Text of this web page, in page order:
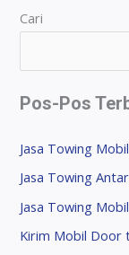
Cari
Pos-Pos
Jasa Towing
Jasa Towing
Jasa Towing
Kirim Mobil Door